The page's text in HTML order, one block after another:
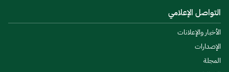
التواصل الإعلامي
الأخبار والإعلانات
الإصدارات
المجلة